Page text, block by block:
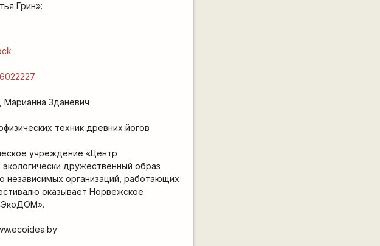
Грин»:
Зданевич
техник древних йогов
учреждение «Центр
дружественный образ
независимых организаций, работающих
оказывает Норвежское